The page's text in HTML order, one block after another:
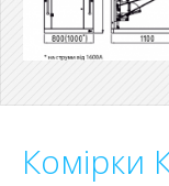
Комірки